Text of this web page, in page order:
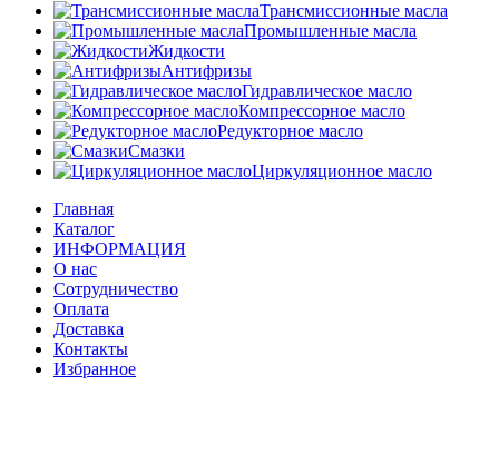
Трансмиссионные масла
Промышленные масла
Жидкости
Антифризы
Гидравлическое масло
Компрессорное масло
Редукторное масло
Смазки
Циркуляционное масло
Главная
Каталог
ИНФОРМАЦИЯ
О нас
Сотрудничество
Оплата
Доставка
Контакты
Избранное